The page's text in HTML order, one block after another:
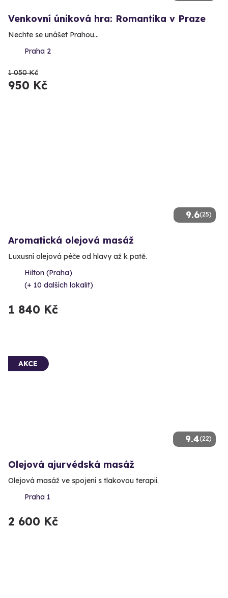
Venkovní úniková hra: Romantika v Praze
Nechte se unášet Prahou...
Praha 2
1 050 Kč
950 Kč
9.6(25)
Aromatická olejová masáž
Luxusní olejová péče od hlavy až k patě.
Hilton (Praha)
(+ 10 dalších lokalit)
1 840 Kč
9.4(22)
AKCE
Olejová ajurvédská masáž
Olejová masáž ve spojení s tlakovou terapií.
Praha 1
2 600 Kč